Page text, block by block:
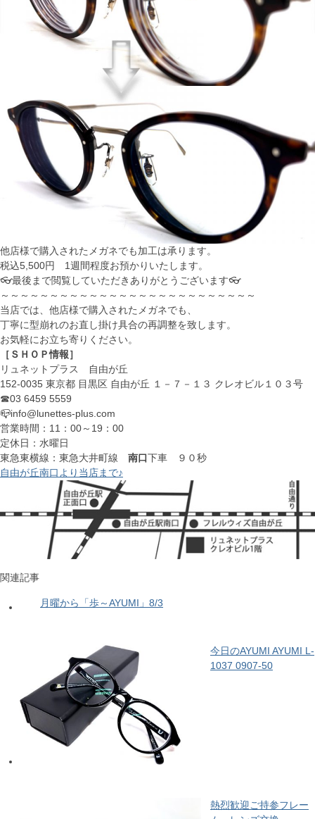
他店様で購入されたメガネでも加工は承ります。
税込5,500円 1週間程度お預かりいたします。
👓最後まで閲覧していただきありがとうございます👓
～～～～～～～～～～～～～～～～～～～～～～～～～～
当店では、他店様で購入されたメガネでも、
丁寧に型崩れのお直し掛け具合の再調整を致します。
お気軽にお立ち寄りください。
［ＳＨＯＰ情報］
リュネットプラス 自由が丘
152-0035 東京都 目黒区 自由が丘 １－７－１３ クレオビル１０３号
☎03 6459 5559
📪info@lunettes-plus.com
営業時間：11：00～19：00
定休日：水曜日
東急東横線：東急大井町線 南口下車 ９０秒
自由が丘南口より当店まで♪
関連記事
月曜から「歩～AYUMI」8/3
今日のAYUMI AYUMI L-
1037 0907-50
熱烈歓迎ご持参フレー